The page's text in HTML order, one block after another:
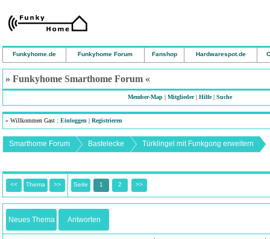
Funkyhome.de Funkyhome Forum Fanshop Hardwarespot.de
» Funkyhome Smarthome Forum «
Member-Map | Mitglieder| Hilfe| Suche
» Willkommen Gast : Einloggen | Registrieren
Smarthome Forum Bastelecke Türklingel mit Funkgong erweitern
<< Thema >> Seite 1 2 >>
Neues Thema Antworten